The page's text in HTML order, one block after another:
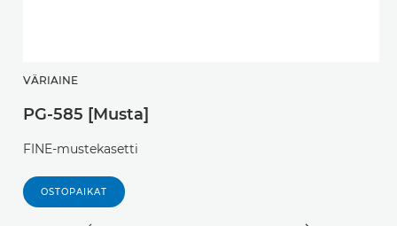
VÄRIAINE
PG-585 [Musta]
FINE-mustekasetti
OSTOPAIKAT